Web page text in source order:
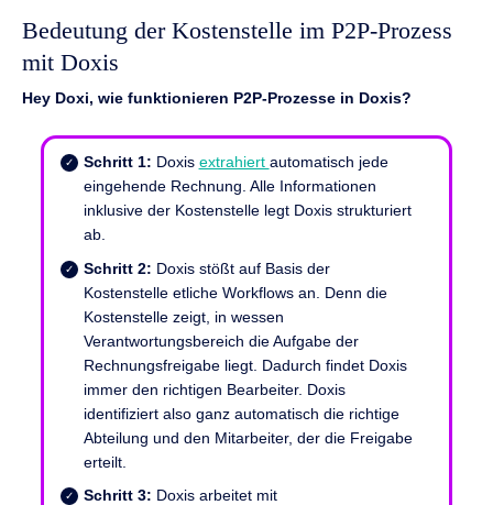
Bedeutung der Kostenstelle im P2P-Prozess
mit Doxis
Hey Doxi, wie funktionieren P2P-Prozesse in Doxis?
Schritt 1: Doxis extrahiert automatisch jede
eingehende Rechnung. Alle Informationen
inklusive der Kostenstelle legt Doxis strukturiert
ab.
Schritt 2: Doxis stößt auf Basis der
Kostenstelle etliche Workflows an. Denn die
Kostenstelle zeigt, in wessen
Verantwortungsbereich die Aufgabe der
Rechnungsfreigabe liegt. Dadurch findet Doxis
immer den richtigen Bearbeiter. Doxis
identifiziert also ganz automatisch die richtige
Abteilung und den Mitarbeiter, der die Freigabe
erteilt.
Schritt 3: Doxis arbeitet mit